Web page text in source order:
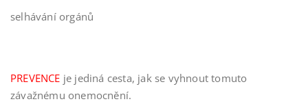
selhávání orgánů
PREVENCE je jediná cesta, jak se vyhnout tomuto
závažnému onemocnění.